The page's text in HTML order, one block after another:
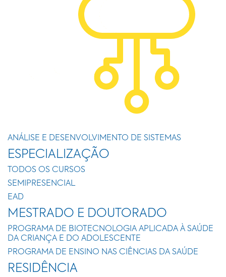
ANÁLISE E DESENVOLVIMENTO DE SISTEMAS
ESPECIALIZAÇÃO
TODOS OS CURSOS
SEMIPRESENCIAL
EAD
MESTRADO E DOUTORADO
PROGRAMA DE BIOTECNOLOGIA APLICADA À SAÚDE
DA CRIANÇA E DO ADOLESCENTE
PROGRAMA DE ENSINO NAS CIÊNCIAS DA SAÚDE
RESIDÊNCIA